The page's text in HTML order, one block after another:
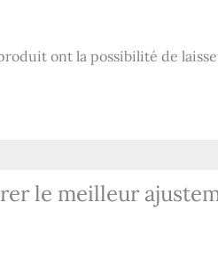
ont la possibilité de
le meilleur